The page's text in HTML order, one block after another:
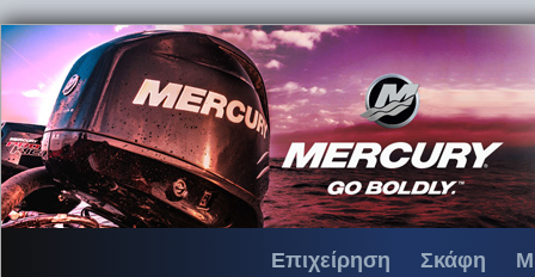
Επιχείρηση Σκάφη